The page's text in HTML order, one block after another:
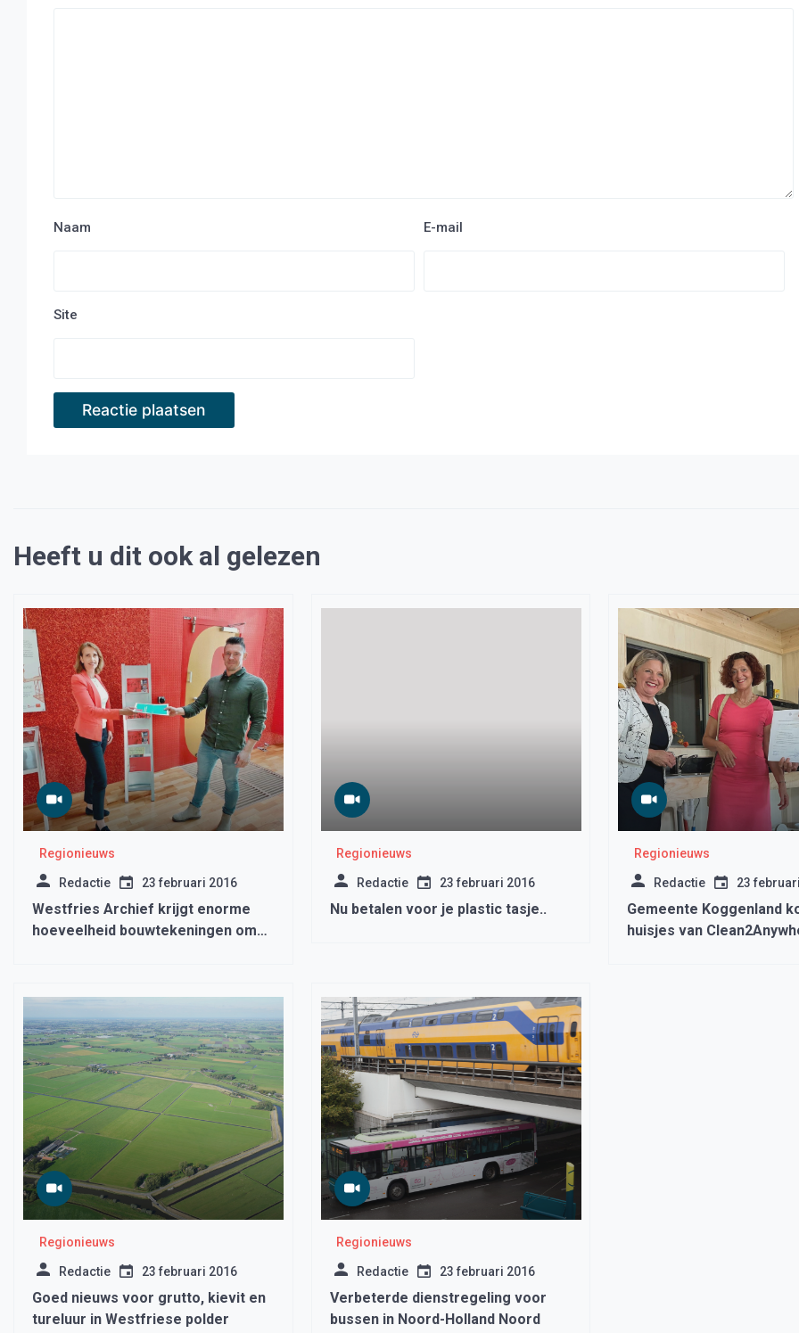
Naam E-mail
Site
Heeft u dit ook al gelezen
Regionieuws
Redactie 23 februari 2016
Westfries Archief krijgt enorme
hoeveelheid bouwtekeningen om
Regionieuws
Redactie 23 februari 2016
Nu betalen voor je plastic tasje..
Regionieuws
Redactie 23
Gemeente Koggenland
huisjes van
Regionieuws
Redactie 23 februari 2016
Goed nieuws voor grutto, kievit en
tureluur in Westfriese polder
Regionieuws
Redactie 23 februari 2016
Verbeterde dienstregeling voor
bussen in Noord-Holland Noord